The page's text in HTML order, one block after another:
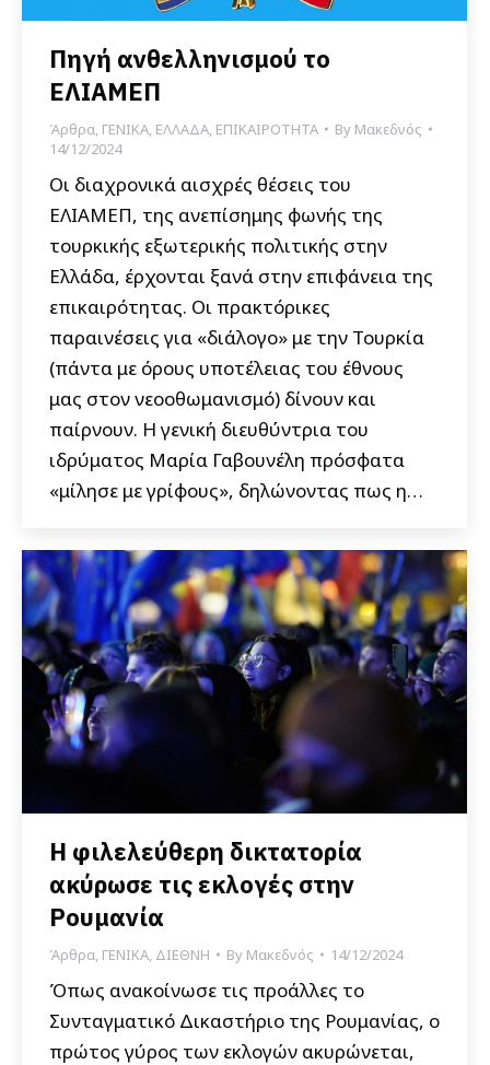
Πηγή ανθελληνισμού το
ΕΛΙΑΜΕΠ
Άρθρα, ΓΕΝΙΚΑ, ΕΛΛΑΔΑ, ΕΠΙΚΑΙΡΟΤΗΤΑ By Μακεδνός
14/12/2024
Οι διαχρονικά αισχρές θέσεις του
ΕΛΙΑΜΕΠ, της ανεπίσημης φωνής της
τουρκικής εξωτερικής πολιτικής στην
Ελλάδα, έρχονται ξανά στην επιφάνεια της
επικαιρότητας. Οι πρακτόρικες
παραινέσεις για «διάλογο» με την Τουρκία
(πάντα με όρους υποτέλειας του έθνους
μας στον νεοοθωμανισμό) δίνουν και
παίρνουν. Η γενική διευθύντρια του
ιδρύματος Μαρία Γαβουνέλη πρόσφατα
«μίλησε με γρίφους», δηλώνοντας πως η…
Η φιλελεύθερη δικτατορία
ακύρωσε τις εκλογές στην
Ρουμανία
Άρθρα, ΓΕΝΙΚΑ, ΔΙΕΘΝΗ By Μακεδνός 14/12/2024
Όπως ανακοίνωσε τις προάλλες το
Συνταγματικό Δικαστήριο της Ρουμανίας, ο
πρώτος γύρος των εκλογών ακυρώνεται,